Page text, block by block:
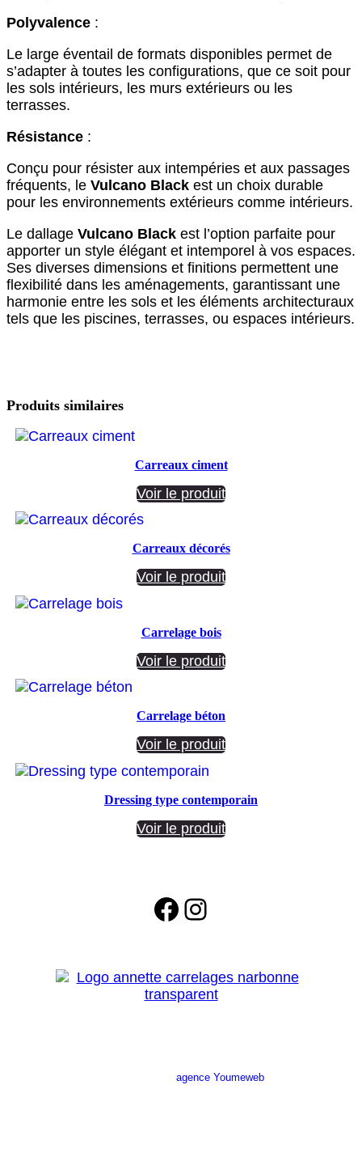
Polyvalence :
Le large éventail de formats disponibles permet de
s’adapter à toutes les configurations, que ce soit pour
les sols intérieurs, les murs extérieurs ou les
terrasses.
Résistance :
Conçu pour résister aux intempéries et aux passages
fréquents, le Vulcano Black est un choix durable
pour les environnements extérieurs comme intérieurs.
Le dallage Vulcano Black est l’option parfaite pour
apporter un style élégant et intemporel à vos espaces.
Ses diverses dimensions et finitions permettent une
flexibilité dans les aménagements, garantissant une
harmonie entre les sols et les éléments architecturaux
tels que les piscines, terrasses, ou espaces intérieurs.
Produits similaires
Carreaux ciment
Voir le produit
Carreaux décorés
Voir le produit
Carrelage bois
Voir le produit
Carrelage béton
Voir le produit
Dressing type contemporain
Voir le produit
Facebook
Instagram
agence Youmeweb